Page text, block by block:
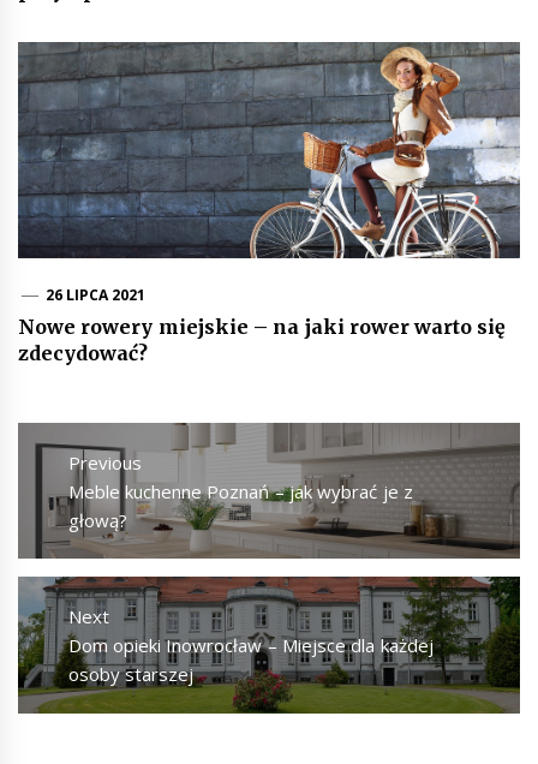
26 LIPCA 2021
Nowe rowery miejskie – na jaki rower warto się
zdecydować?
Nawigacja
wpisuPrevious
Previous
post:
Meble kuchenne Poznań – jak wybrać je z
głową?
Next
Next
post:
Dom opieki Inowrocław – Miejsce dla każdej
osoby starszej